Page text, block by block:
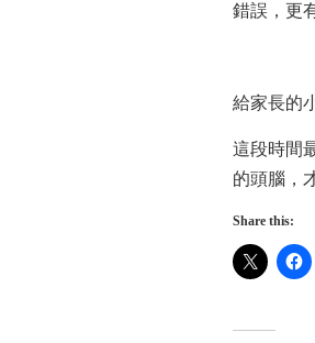
錯誤，更
給家長的
這段時間
的頭腦，
Share this: